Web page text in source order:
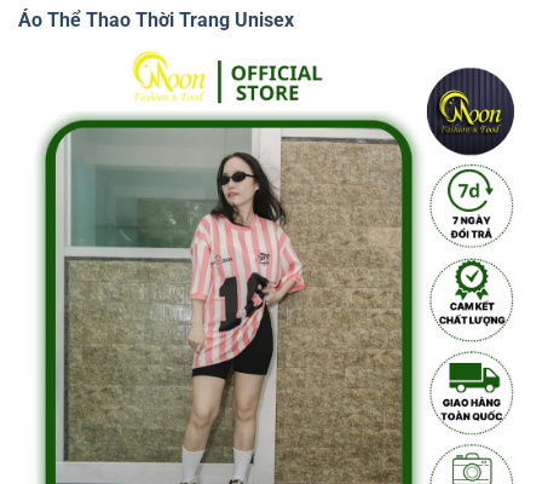
Áo Thể Thao Thời Trang Unisex